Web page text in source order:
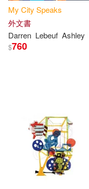
小宇宙文化(1)
可超商取貨(10)
可海外宅配(10)
My City Speaks
外文書
Darren Lebeuf Ashley
$760